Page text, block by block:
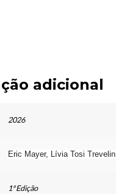
adicional
2026
Eric Mayer, Lívia Tosi Trevelin
1ª Edição